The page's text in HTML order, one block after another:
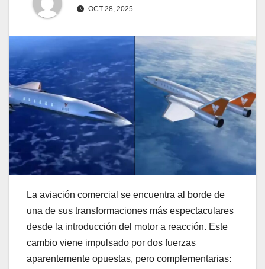
OCT 28, 2025
La aviación comercial se encuentra al borde de
una de sus transformaciones más espectaculares
desde la introducción del motor a reacción. Este
cambio viene impulsado por dos fuerzas
aparentemente opuestas, pero complementarias: